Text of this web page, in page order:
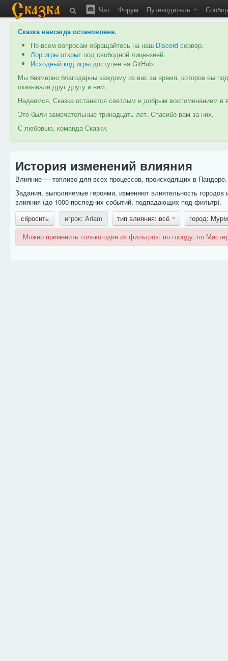
Чат Форум Путеводитель
Сказка навсегда остановлена.
По всем вопросам обращайтесь на наш Discord сервер.
Лор игры открыт под свободной лицензией.
Исходный код игры доступен на GitHub.
Мы безмерно благодарны каждому из вас за время, которое вы
оказывали друг другу и нам.
Надеемся, Сказка останется светлым и добрым воспоминанием
Это были замечательные тринадцать лет. Спасибо вам за них.
С любовью, команда Сказки.
История изменений влияния
Влияние — топливо для всех процессов, происходящих в
Задания, выполняемые героями, изменяют влиятельность
влияния (до 1000 последних событий, подпадающих под фильтр).
сбросить
игрок: Ariam тип влияния: всё
город:
Можно применить только один из фильтров: по городу, по